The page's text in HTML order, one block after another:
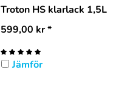
Troton HS klarlack 1,5L
599,00 kr*
Jämför